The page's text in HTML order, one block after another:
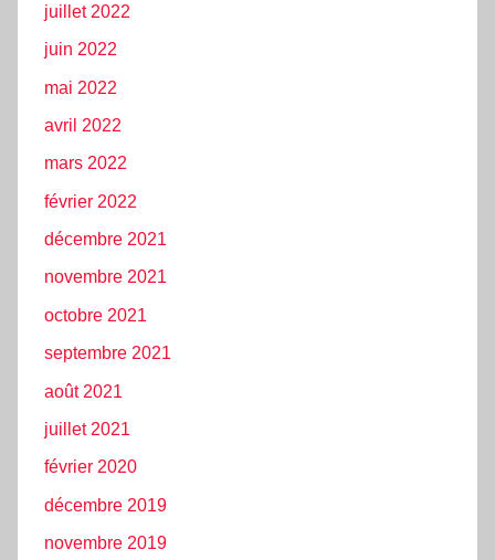
juillet 2022
juin 2022
mai 2022
avril 2022
mars 2022
février 2022
décembre 2021
novembre 2021
octobre 2021
septembre 2021
août 2021
juillet 2021
février 2020
décembre 2019
novembre 2019